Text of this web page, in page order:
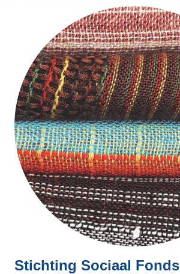
Stichting Sociaal Fonds